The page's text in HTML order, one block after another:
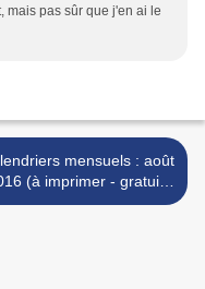
mais pas sûr que j'en ai le
mensuels : août
(à imprimer - gratuit)
>